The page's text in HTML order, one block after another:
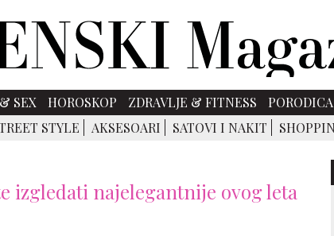
SEX HOROSKOP ZDRAVLJE & FITNESS PORODICA
STYLE AKSESOARI SATOVI I NAKIT
izgledati najelegantnije ovog leta